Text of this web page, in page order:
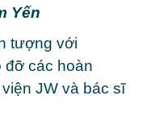
Yến
tượng với
đỡ các hoàn
JW và bác sĩ